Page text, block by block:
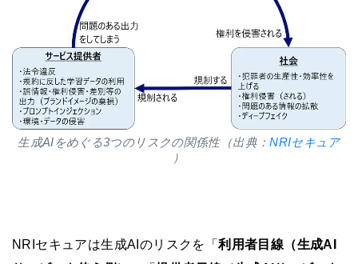
生成AIをめぐる3つのリスクの関係性（出典：NRIセキュア
）
NRIセキュアは生成AIのリスクを「利用者目線（生成AI